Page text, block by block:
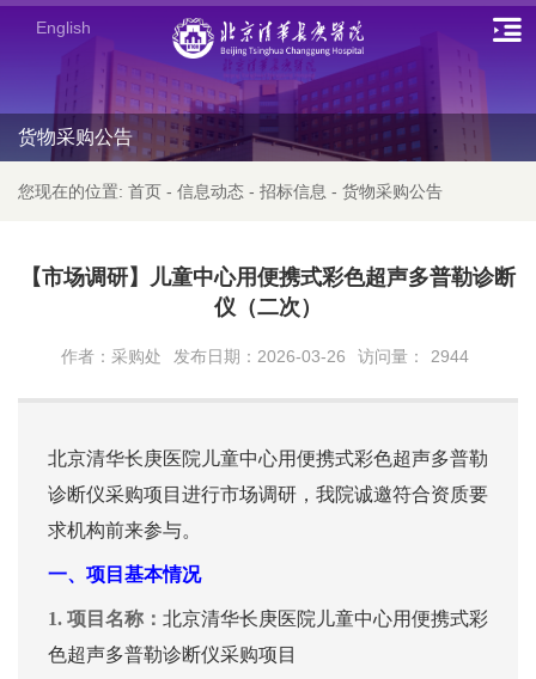
English
货物采购公告
您现在的位置: 首页 - 信息动态 - 招标信息 - 货物采购公告
【市场调研】儿童中心用便携式彩色超声多普勒诊断
仪（二次）
作者：采购处 发布日期：2026-03-26 访问量： 2944
北京清华长庚医院 儿童中心用便携式彩色超声多普勒
诊断仪采购项目 进行市场调研， 我院诚邀符合资质要
求机构前来参与。
一、 项目基本情况
1. 项目名称： 北京清华长庚医院 儿童中心用便携式彩
色超声多普勒诊断仪采购项目